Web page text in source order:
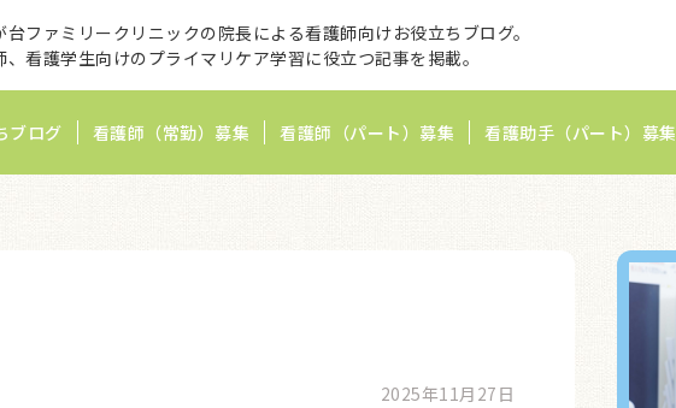
台ファミリークリニックの院長による看護師向けお役立ちブログ。
、看護学生向けのプライマリケア学習に役立つ記事を掲載。
ブログ 看護師（常勤）募集 看護師（パート）募集 看護助手（パート）募集
2025年11月27日